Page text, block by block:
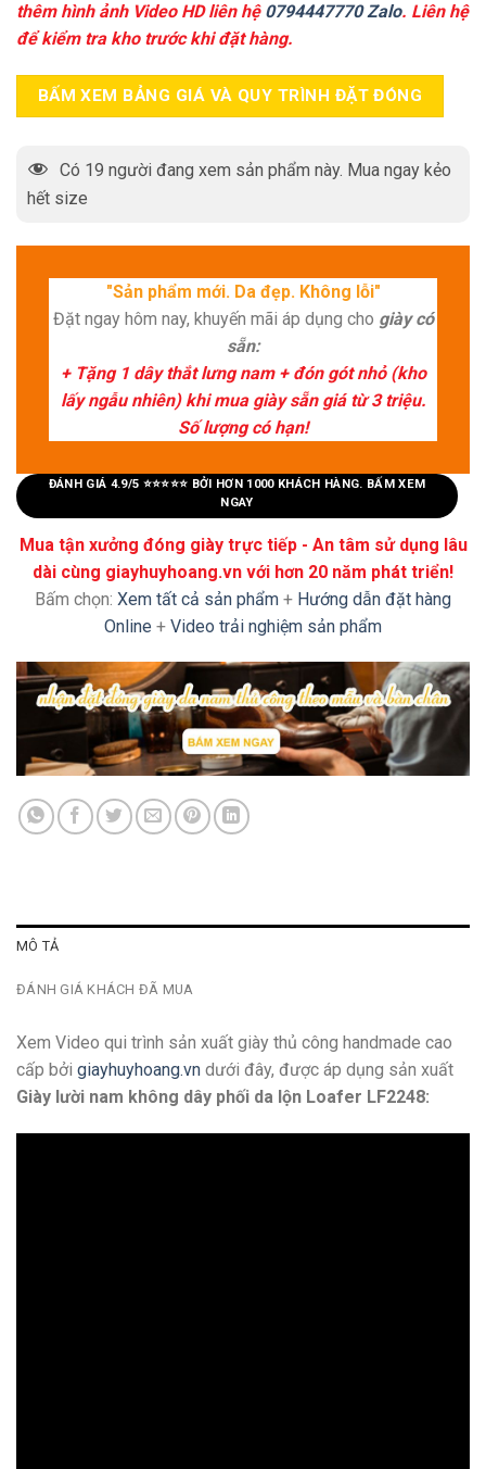
thêm hình ảnh Video HD liên hệ 0794447770 Zalo. Liên hệ
để kiểm tra kho trước khi đặt hàng.
BẤM XEM BẢNG GIÁ VÀ QUY TRÌNH ĐẶT ĐÓNG
Có 19 người đang xem sản phẩm này. Mua ngay kẻo
hết size
"Sản phẩm mới. Da đẹp. Không lỗi"
Đặt ngay hôm nay, khuyến mãi áp dụng cho giày có
sẵn:
+ Tặng 1 dây thắt lưng nam + đón gót nhỏ (kho
lấy ngẫu nhiên) khi mua giày sẵn giá từ 3 triệu.
Số lượng có hạn!
ĐÁNH GIÁ 4.9/5 ⭐⭐⭐⭐⭐ BỞI HƠN 1000 KHÁCH HÀNG. BẤM XEM
NGAY
Mua tận xưởng đóng giày trực tiếp - An tâm sử dụng lâu
dài cùng giayhuyhoang.vn với hơn 20 năm phát triển!
Bấm chọn: Xem tất cả sản phẩm + Hướng dẫn đặt hàng
Online + Video trải nghiệm sản phẩm
MÔ TẢ
ĐÁNH GIÁ KHÁCH ĐÃ MUA
Xem Video qui trình sản xuất giày thủ công handmade cao
cấp bởi giayhuyhoang.vn dưới đây, được áp dụng sản xuất
Giày lười nam không dây phối da lộn Loafer LF2248: